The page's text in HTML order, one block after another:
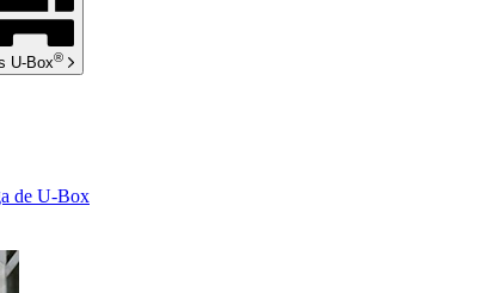
U-Box®
de U-Box